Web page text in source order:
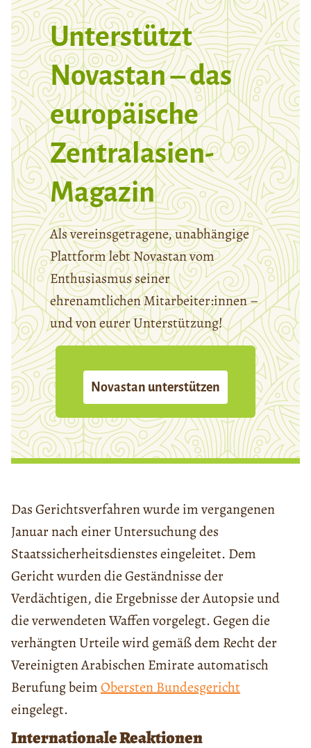
Unterstützt
Novastan – das
europäische
Zentralasien-
Magazin
Als vereinsgetragene, unabhängige
Plattform lebt Novastan vom
Enthusiasmus seiner
ehrenamtlichen Mitarbeiter:innen –
und von eurer Unterstützung!
Novastan unterstützen
Das Gerichtsverfahren wurde im vergangenen
Januar nach einer Untersuchung des
Staatssicherheitsdienstes eingeleitet. Dem
Gericht wurden die Geständnisse der
Verdächtigen, die Ergebnisse der Autopsie und
die verwendeten Waffen vorgelegt. Gegen die
verhängten Urteile wird gemäß dem Recht der
Vereinigten Arabischen Emirate automatisch
Berufung beimObersten Bundesgericht
eingelegt.
Internationale Reaktionen